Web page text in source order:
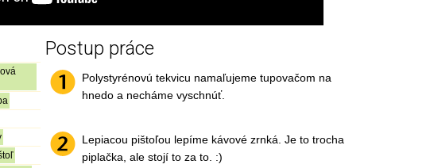
Postup práce
Polystyrénovú tekvicu namaľujeme tupovačom na
hnedo a necháme vyschnúť.
Lepiacou pištoľou lepíme kávové zrnká. Je to trocha
piplačka, ale stojí to za to. :)